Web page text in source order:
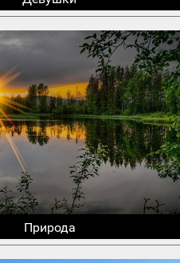
Природа